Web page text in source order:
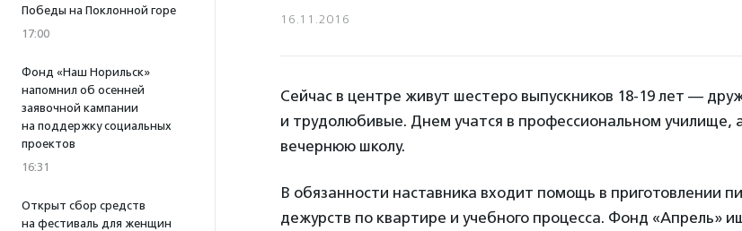
Победы на Поклонной горе
17:00
Фонд «Наш Норильск»
напомнил об осенней
заявочной кампании
на поддержку социальных
проектов
16:31
Открыт сбор средств
на фестиваль для женщин
16.11.2016
Сейчас в центре живут шестеро выпускников 18-19 лет —
и трудолюбивые. Днем учатся в профессиональном училище,
вечернюю школу.
В обязанности наставника входит помощь в приготовлении
дежурств по квартире и учебного процесса. Фонд «Апрель»